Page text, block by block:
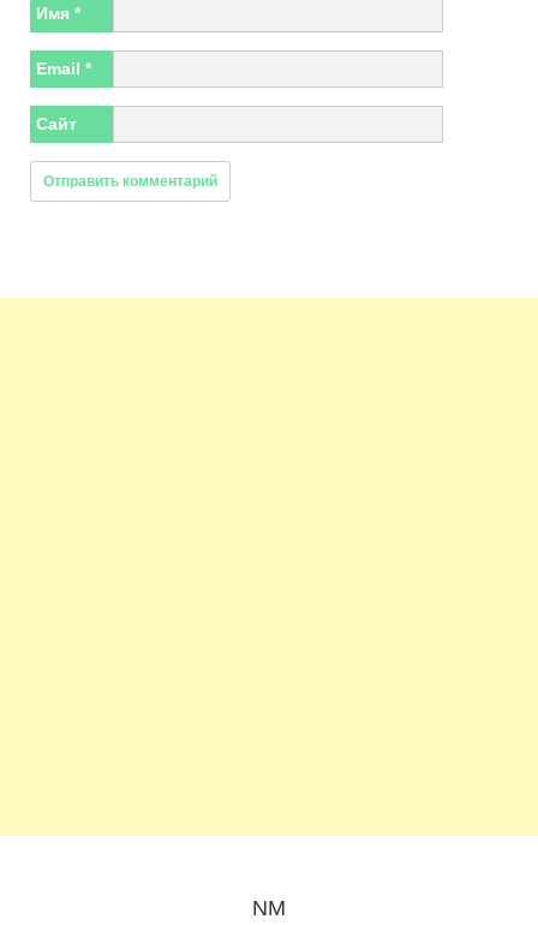
Имя *
Email *
Сайт
NM